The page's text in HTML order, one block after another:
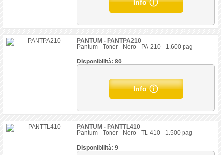
Info
PANTUM - PANTPA210
Pantum - Toner - Nero - PA-210 - 1.600 pag
Disponibilità: 80
Info
PANTUM - PANTTL410
Pantum - Toner - Nero - TL-410 - 1.500 pag
Disponibilità: 9